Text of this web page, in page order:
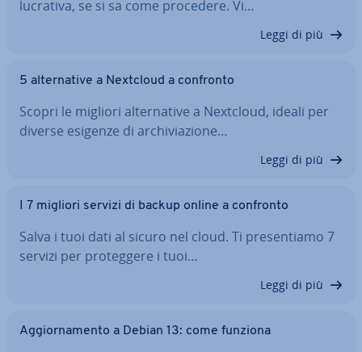
lucrativa, se si sa come procedere. Vi…
Leggi di più
5 al­ter­na­ti­ve a Nextcloud a confronto
Scopri le migliori al­ter­na­ti­ve a Nextcloud, ideali per
diverse esigenze di ar­chi­via­zio­ne…
Leggi di più
I 7 migliori servizi di backup online a confronto
Salva i tuoi dati al sicuro nel cloud. Ti pre­sen­tia­mo 7
servizi per pro­teg­ge­re i tuoi…
Leggi di più
Ag­gior­na­men­to a Debian 13: come funziona